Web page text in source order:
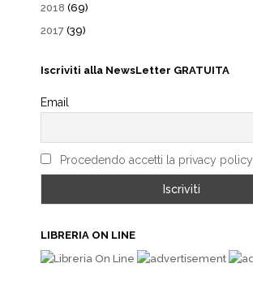
2018 (69)
2017 (39)
Iscriviti alla NewsLetter GRATUITA
Email
Procedendo accetti la privacy policy
LIBRERIA ON LINE